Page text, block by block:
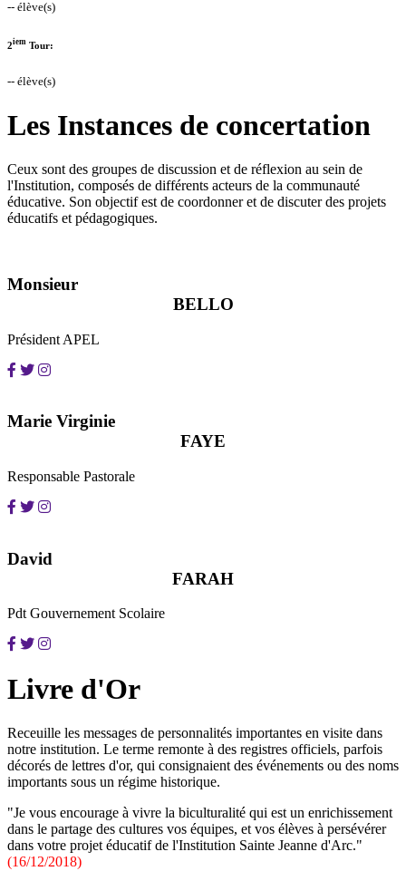
-- élève(s)
2iem Tour:
-- élève(s)
Les Instances de concertation
Ceux sont des groupes de discussion et de réflexion au sein de
l'Institution, composés de différents acteurs de la communauté
éducative. Son objectif est de coordonner et de discuter des projets
éducatifs et pédagogiques.
Monsieur
BELLO
Président APEL
Marie Virginie
FAYE
Responsable Pastorale
David
FARAH
Pdt Gouvernement Scolaire
Livre d'Or
Receuille les messages de personnalités importantes en visite dans
notre institution. Le terme remonte à des registres officiels, parfois
décorés de lettres d'or, qui consignaient des événements ou des noms
importants sous un régime historique.
"Je vous encourage à vivre la biculturalité qui est un enrichissement
dans le partage des cultures vos équipes, et vos élèves à persévérer
dans votre projet éducatif de l'Institution Sainte Jeanne d'Arc."
(16/12/2018)